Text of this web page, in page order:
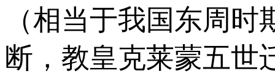
（相当于我国东周
断，教皇克莱蒙五世